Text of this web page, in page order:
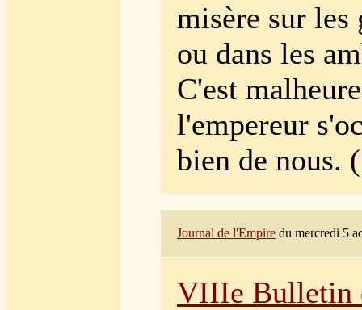
misère sur les
ou dans les
C'est
l'empereur
bien de nous.
Journal de l'Empire du mercredi 5
VIIIe Bulletin